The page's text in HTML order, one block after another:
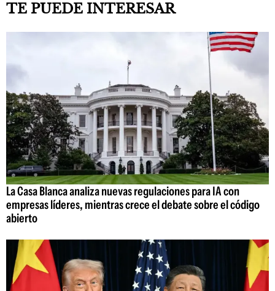
TE PUEDE INTERESAR
La Casa Blanca analiza nuevas regulaciones para IA con
empresas líderes, mientras crece el debate sobre el código
abierto